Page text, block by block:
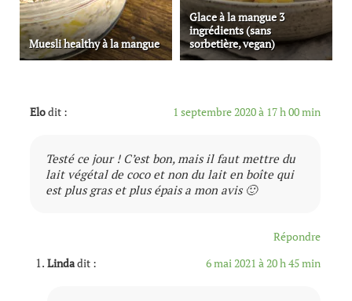
Muesli healthy à la mangue
Glace à la mangue 3
ingrédients (sans
sorbetière, vegan)
Elodit : 1 septembre 2020 à 17 h 00 min
Testé ce jour ! C’est bon, mais il faut mettre du
lait végétal de coco et non du lait en boîte qui
est plus gras et plus épais a mon avis 🙂
Répondre
Lindadit : 6 mai 2021 à 20 h 45 min